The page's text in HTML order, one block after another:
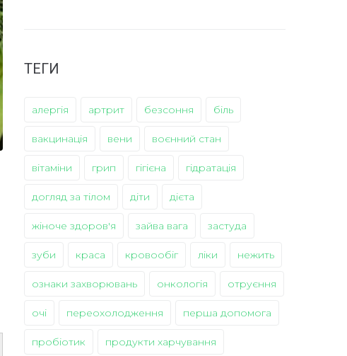
ТЕГИ
алергія артрит безсоння біль
вакцинація вени воєнний стан
вітаміни грип гігієна гідратація
догляд за тілом діти дієта
жіноче здоров'я зайва вага застуда
зуби краса кровообіг ліки нежить
ознаки захворювань онкологія отруєння
очі переохолодження перша допомога
пробіотик продукти харчування